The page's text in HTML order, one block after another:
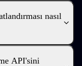
nasıl
API'sini